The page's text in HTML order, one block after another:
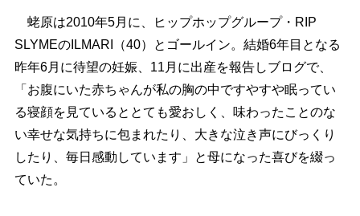
蛯原は2010年5月に、ヒップホップグループ・RIP
SLYMEのILMARI（40）とゴールイン。結婚6年目となる
昨年6月に待望の妊娠、11月に出産を報告しブログで、
「お腹にいた赤ちゃんが私の胸の中ですやすや眠ってい
る寝顔を見ているととても愛おしく、味わったことのな
い幸せな気持ちに包まれたり、大きな泣き声にびっくり
したり、毎日感動しています」と母になった喜びを綴っ
ていた。